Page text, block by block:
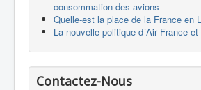
consommation des avions
Quelle-est la place de la France en
La nouvelle politique d´Air France
Contactez-Nous